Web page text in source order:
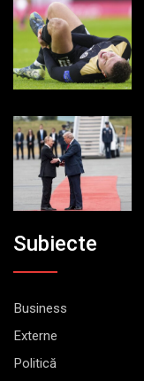
Subiecte
Business
Externe
Politică